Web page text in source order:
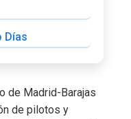
Días
de Madrid-Barajas
de pilotos y